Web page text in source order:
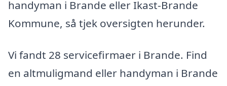
handyman i Brande eller Ikast-Brande
Kommune, så tjek oversigten herunder.
Vi fandt 28 servicefirmaer i Brande. Find
en altmuligmand eller handyman i Brande